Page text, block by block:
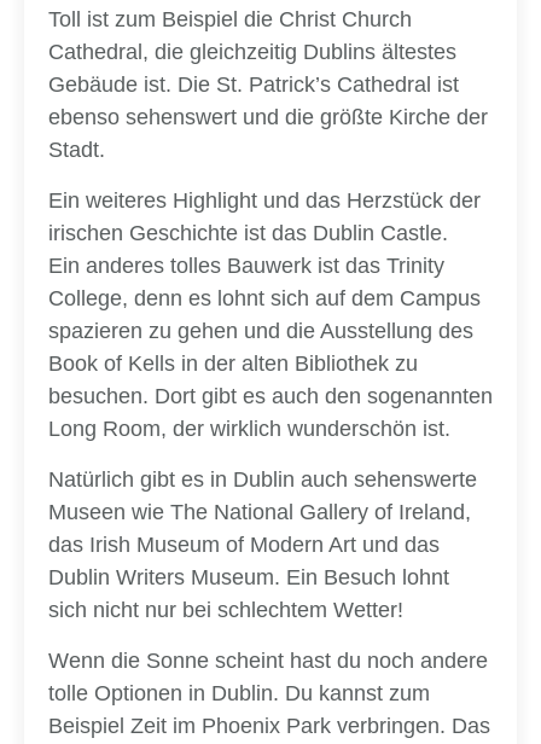
Toll ist zum Beispiel die Christ Church
Cathedral, die gleichzeitig Dublins ältestes
Gebäude ist. Die St. Patrick’s Cathedral ist
ebenso sehenswert und die größte Kirche der
Stadt.
Ein weiteres Highlight und das Herzstück der
irischen Geschichte ist das Dublin Castle.
Ein anderes tolles Bauwerk ist das Trinity
College, denn es lohnt sich auf dem Campus
spazieren zu gehen und die Ausstellung des
Book of Kells in der alten Bibliothek zu
besuchen. Dort gibt es auch den sogenannten
Long Room, der wirklich wunderschön ist.
Natürlich gibt es in Dublin auch sehenswerte
Museen wie The National Gallery of Ireland,
das Irish Museum of Modern Art und das
Dublin Writers Museum. Ein Besuch lohnt
sich nicht nur bei schlechtem Wetter!
Wenn die Sonne scheint hast du noch andere
tolle Optionen in Dublin. Du kannst zum
Beispiel Zeit im Phoenix Park verbringen. Das